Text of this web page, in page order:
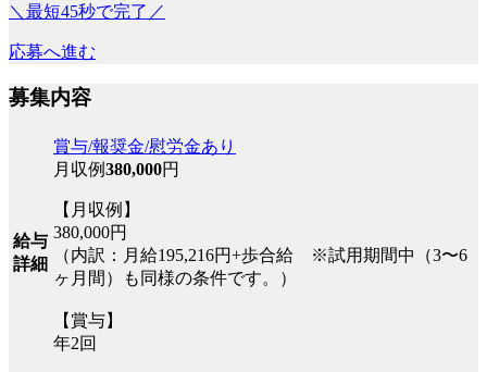
＼最短45秒で完了／
応募へ進む
募集内容
給与
詳細
賞与/報奨金/慰労金あり
月収例380,000円
【月収例】
380,000円
（内訳：月給195,216円+歩合給 ※試用期間中（3〜6
ヶ月間）も同様の条件です。）
【賞与】
年2回